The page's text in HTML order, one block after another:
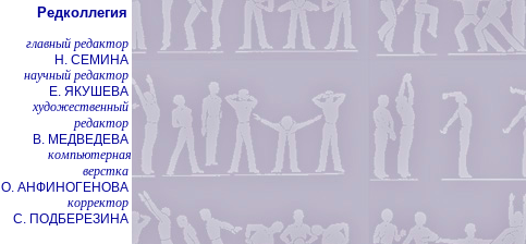
Редколлегия
главный редактор
Н. СЕМИНА
научный редактор
Е. ЯКУШЕВА
художественный
редактор
В. МЕДВЕДЕВА
компьютерная
верстка
О. АНФИНОГЕНОВА
корректор
С. ПОДБЕРЕЗИНА